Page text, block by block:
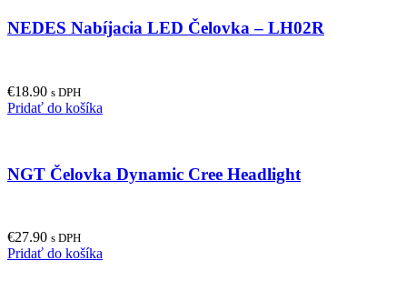
NEDES Nabíjacia LED Čelovka – LH02R
€18.90 s DPH
Pridať do košíka
NGT Čelovka Dynamic Cree Headlight
€27.90 s DPH
Pridať do košíka